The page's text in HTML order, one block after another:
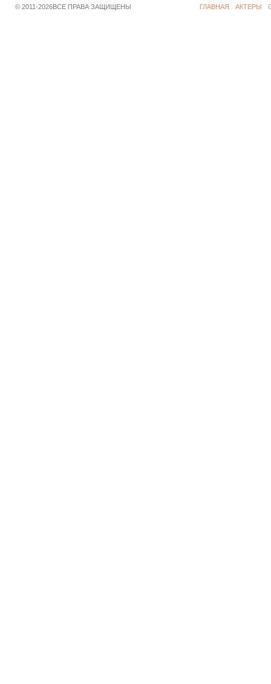
© 2011-2026ВСЕ ПРАВА ЗАЩИЩЕНЫ ГЛАВНАЯ АКТЕРЫ